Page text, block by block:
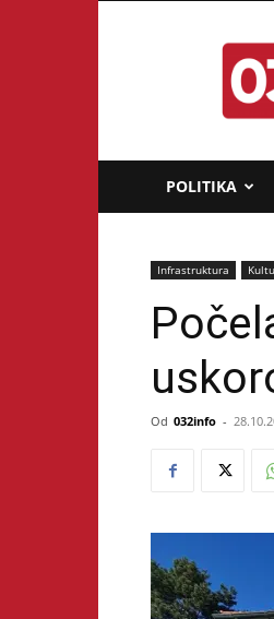
POLITIKA
Infrastruktura
Od 032info -